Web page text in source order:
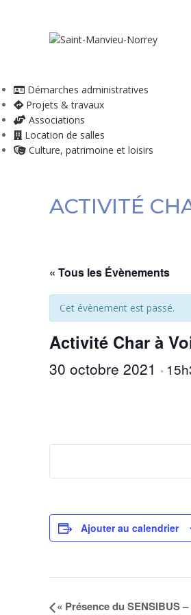
Démarches administratives
Projets & travaux
Associations
Location de salles
Culture, patrimoine et loisirs
ACTIVITÉ
« Tous les Évènements
Cet évènement est passé.
Activité Char à
30 octobre 2021 •
Ajouter au calendrier
N« Présence du SENSIBUS